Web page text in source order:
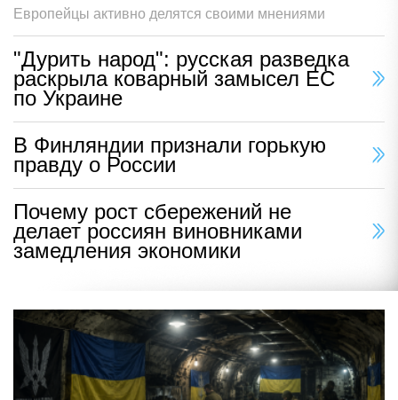
Европейцы активно делятся своими мнениями
"Дурить народ": русская разведка
раскрыла коварный замысел ЕС
по Украине
В Финляндии признали горькую
правду о России
Почему рост сбережений не
делает россиян виновниками
замедления экономики